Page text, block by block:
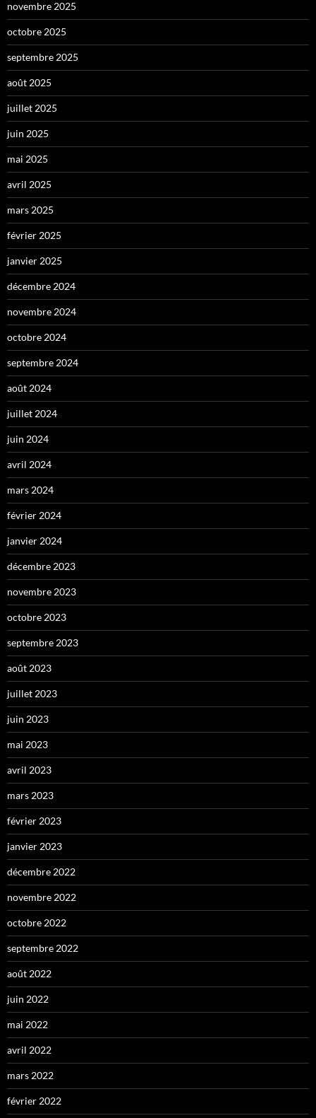
novembre 2025
octobre 2025
septembre 2025
août 2025
juillet 2025
juin 2025
mai 2025
avril 2025
mars 2025
février 2025
janvier 2025
décembre 2024
novembre 2024
octobre 2024
septembre 2024
août 2024
juillet 2024
juin 2024
avril 2024
mars 2024
février 2024
janvier 2024
décembre 2023
novembre 2023
octobre 2023
septembre 2023
août 2023
juillet 2023
juin 2023
mai 2023
avril 2023
mars 2023
février 2023
janvier 2023
décembre 2022
novembre 2022
octobre 2022
septembre 2022
août 2022
juin 2022
mai 2022
avril 2022
mars 2022
février 2022